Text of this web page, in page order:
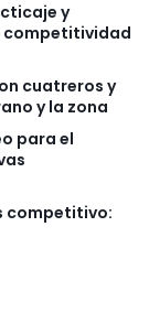
y
competitividad
cuatreros y
y la zona
para el
competitivo: